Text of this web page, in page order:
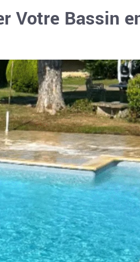
Votre Bassin